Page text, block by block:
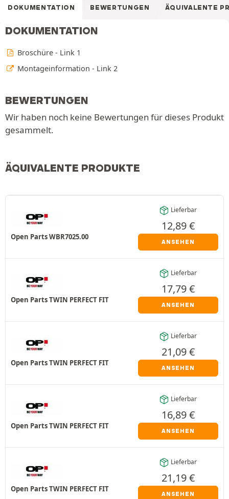
DOKUMENTATION BEWERTUNGEN ÄQUIVALENTE
DOKUMENTATION
Broschüre - Link 1
Montageinformation - Link 2
BEWERTUNGEN
Wir haben noch keine Bewertungen für dieses Produkt
gesammelt.
ÄQUIVALENTE PRODUKTE
Open Parts WBR7025.00
Lieferbar
12,89€
ANSEHEN
Open Parts TWIN PERFECT FIT
Lieferbar
17,79€
ANSEHEN
Open Parts TWIN PERFECT FIT
Lieferbar
21,09€
ANSEHEN
Open Parts TWIN PERFECT FIT
Lieferbar
16,89€
ANSEHEN
Open Parts TWIN PERFECT FIT
Lieferbar
21,19€
ANSEHEN